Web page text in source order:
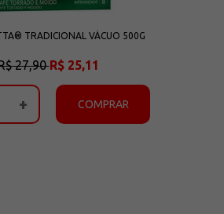
TRADICIONAL VÁCUO 500G
27,90R$ 25,11
+ COMPRAR